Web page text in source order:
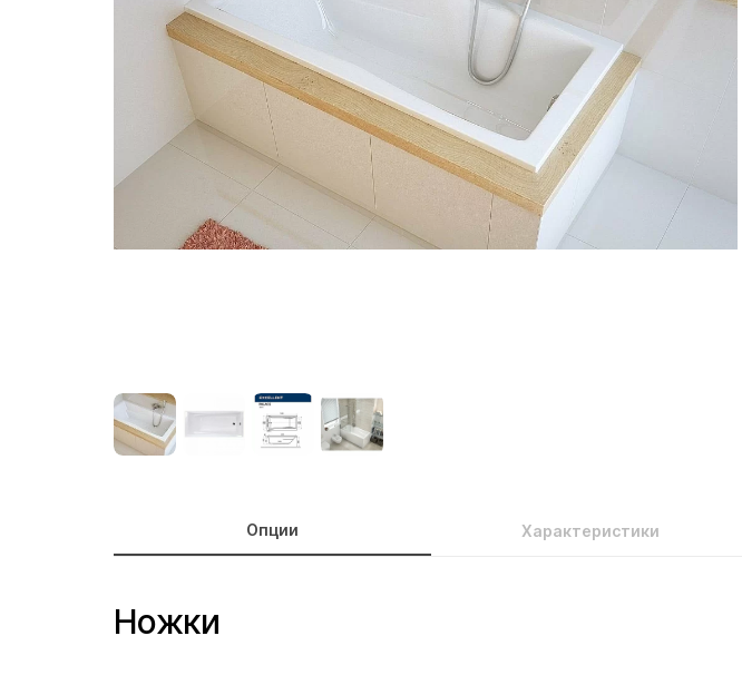
Опции Характеристики
Ножки